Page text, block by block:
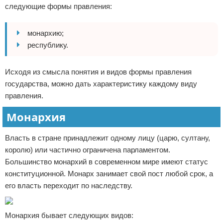
следующие формы правления:
монархию;
республику.
Исходя из смысла понятия и видов формы правления
государства, можно дать характеристику каждому виду
правления.
Монархия
Власть в стране принадлежит одному лицу (царю, султану,
королю) или частично ограничена парламентом.
Большинство монархий в современном мире имеют статус
конституционной. Монарх занимает свой пост любой срок, а
его власть переходит по наследству.
Монархия бывает следующих видов: